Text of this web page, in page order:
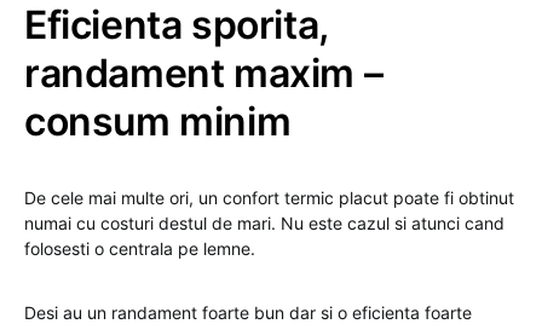
Eficienta sporita,
randament maxim –
consum minim
De cele mai multe ori, un confort termic placut poate fi obtinut
numai cu costuri destul de mari. Nu este cazul si atunci cand
folosesti o centrala pe lemne.
Desi au un randament foarte bun dar si o eficienta foarte